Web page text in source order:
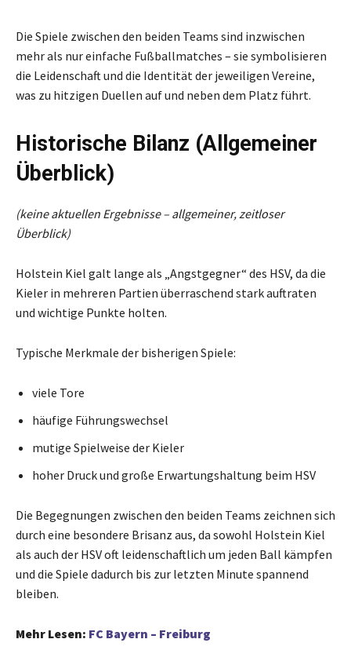
Die Spiele zwischen den beiden Teams sind inzwischen
mehr als nur einfache Fußballmatches – sie symbolisieren
die Leidenschaft und die Identität der jeweiligen Vereine,
was zu hitzigen Duellen auf und neben dem Platz führt.
Historische Bilanz (Allgemeiner
Überblick)
(keine aktuellen Ergebnisse – allgemeiner, zeitloser
Überblick)
Holstein Kiel galt lange als „Angstgegner“ des HSV, da die
Kieler in mehreren Partien überraschend stark auftraten
und wichtige Punkte holten.
Typische Merkmale der bisherigen Spiele:
viele Tore
häufige Führungswechsel
mutige Spielweise der Kieler
hoher Druck und große Erwartungshaltung beim HSV
Die Begegnungen zwischen den beiden Teams zeichnen sich
durch eine besondere Brisanz aus, da sowohl Holstein Kiel
als auch der HSV oft leidenschaftlich um jeden Ball kämpfen
und die Spiele dadurch bis zur letzten Minute spannend
bleiben.
Mehr Lesen: FC Bayern – Freiburg